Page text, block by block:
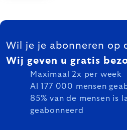
FOOTER
Wil je je abonneren op
Wij geven u gratis
Maximaal 2x per week
Al 177 000 mensen
85% van de mensen is
geabonneerd